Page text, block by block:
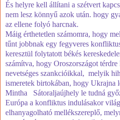
És helyre kell állítani a szétvert
nem lesz könnyű azok után. hogy
az ellene folyó harcnak.
Máig érthetetlen számomra, hogy
tűnt jobbnak egy fegyveres
keresztül folytatott békés
számítva, hogy Oroszországot
nevetséges szankcióikkal, melyik
ismeretek birtokában, hogy Ukrajna
Mintha Sátoraljaújhely le tudná
Európa a konfliktus indulásakor
elhanyagolható mellékszereplő,